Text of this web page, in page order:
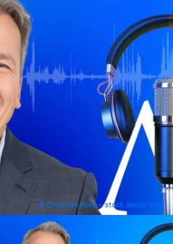
© Christian Horz – stock.adobe.com